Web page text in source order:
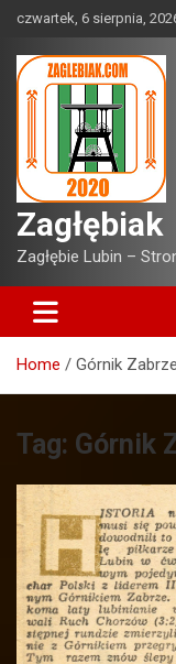
content
czwartek, 6 sierpnia,
Zagłębiak
Zagłębie Lubin –
Home Górnik Zabrze
Tag: Górnik